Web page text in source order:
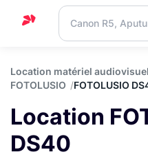
Support
Blog
Nous
contacter
Location matériel audiovisuel
FOTOLUSIO
FOTOLUSIO
Location
DS40